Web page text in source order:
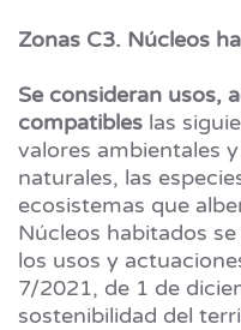
Zonas C3. Núcleos
Se consideran usos,
compatibles las
valores ambientales
naturales, las
ecosistemas que
Núcleos habitados
los usos y
7/2021, de 1 de
sostenibilidad del